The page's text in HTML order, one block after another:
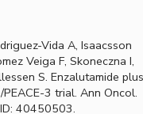
Vida A, Isaacsson
Veiga F, Skoneczna I,
S. Enzalutamide plus
3 trial. Ann Oncol.
40450503.